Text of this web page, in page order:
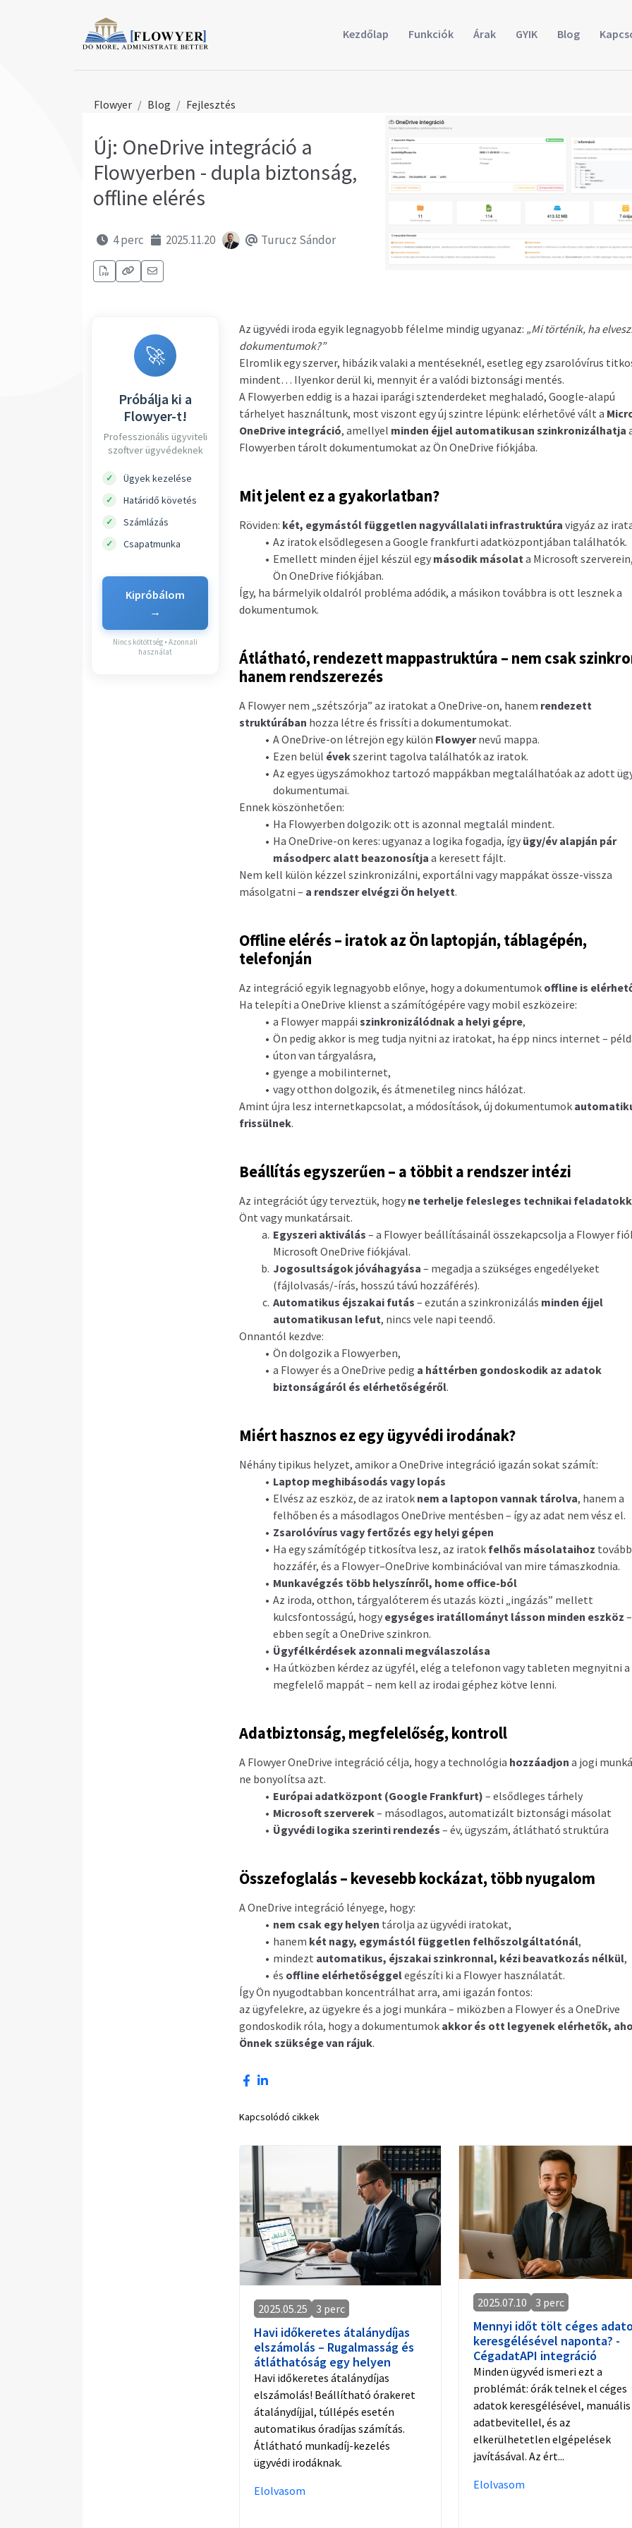
Kezdőlap Funkciók Árak GYIK Blog
Flowyer Blog Fejlesztés
Új: OneDrive integráció a
Flowyerben - dupla biztonság,
offline elérés
4 perc 2025.11.20 Turucz Sándor
🚀
Próbálja ki a
Flowyer-t!
Professzionális ügyviteli
szoftver ügyvédeknek
✓ Ügyek kezelése
✓ Határidő követés
✓ Számlázás
✓ Csapatmunka
Kipróbálom
→
Nincs kötöttség • Azonnali
használat
Az ügyvédi iroda egyik legnagyobb félelme mindig ugyanaz: „Mi történik, ha
dokumentumok?”
Elromlik egy szerver, hibázik valaki a mentéseknél, esetleg egy zsarolóvírus
mindent… Ilyenkor derül ki, mennyit ér a valódi biztonsági mentés.
A Flowyerben eddig is a hazai iparági sztenderdeket meghaladó, Google-alapú
tárhelyet használtunk, most viszont egy új szintre lépünk: elérhetővé vált a
OneDrive integráció, amellyel minden éjjel automatikusan szinkronizálhatja
Flowyerben tárolt dokumentumokat az Ön OneDrive fiókjába.
Mit jelent ez a gyakorlatban?
Röviden: két, egymástól független nagyvállalati infrastruktúra vigyáz az
Az iratok elsődlegesen a Google frankfurti adatközpontjában találhatók.
Emellett minden éjjel készül egy második másolat a Microsoft
Ön OneDrive fiókjában.
Így, ha bármelyik oldalról probléma adódik, a másikon továbbra is ott lesznek a
dokumentumok.
Átlátható, rendezett mappastruktúra – nem csak
hanem rendszerezés
A Flowyer nem „szétszórja” az iratokat a OneDrive-on, hanem rendezett
struktúrában hozza létre és frissíti a dokumentumokat.
A OneDrive-on létrejön egy külön Flowyernevű mappa.
Ezen belül évekszerint tagolva találhatók az iratok.
Az egyes ügyszámokhoz tartozó mappákban megtalálhatóak az adott
dokumentumai.
Ennek köszönhetően:
Ha Flowyerben dolgozik: ott is azonnal megtalál mindent.
Ha OneDrive-on keres: ugyanaz a logika fogadja, így ügy/év alapján pár
másodperc alatt beazonosítja a keresett fájlt.
Nem kell külön kézzel szinkronizálni, exportálni vagy mappákat össze-vissza
másolgatni – a rendszer elvégzi Ön helyett.
Offline elérés – iratok az Ön laptopján, táblagépén,
telefonján
Az integráció egyik legnagyobb előnye, hogy a dokumentumok offline is
Ha telepíti a OneDrive klienst a számítógépére vagy mobil eszközeire:
a Flowyer mappái szinkronizálódnak a helyi gépre,
Ön pedig akkor is meg tudja nyitni az iratokat, ha épp nincs internet –
úton van tárgyalásra,
gyenge a mobilinternet,
vagy otthon dolgozik, és átmenetileg nincs hálózat.
Amint újra lesz internetkapcsolat, a módosítások, új dokumentumok
frissülnek.
Beállítás egyszerűen – a többit a rendszer intézi
Az integrációt úgy terveztük, hogy ne terhelje felesleges technikai
Önt vagy munkatársait.
Egyszeri aktiválás – a Flowyer beállításainál összekapcsolja a Flowyer
Microsoft OneDrive fiókjával.
Jogosultságok jóváhagyása – megadja a szükséges engedélyeket
(fájlolvasás/-írás, hosszú távú hozzáférés).
Automatikus éjszakai futás – ezután a szinkronizálás minden éjjel
automatikusan lefut, nincs vele napi teendő.
Onnantól kezdve:
Ön dolgozik a Flowyerben,
a Flowyer és a OneDrive pedig a háttérben gondoskodik az adatok
biztonságáról és elérhetőségéről.
Miért hasznos ez egy ügyvédi irodának?
Néhány tipikus helyzet, amikor a OneDrive integráció igazán sokat számít:
Laptop meghibásodás vagy lopás
Elvész az eszköz, de az iratok nem a laptopon vannak tárolva, hanem a
felhőben és a másodlagos OneDrive mentésben – így az adat nem vész el.
Zsarolóvírus vagy fertőzés egy helyi gépen
Ha egy számítógép titkosítva lesz, az iratok felhős másolataihoz
hozzáfér, és a Flowyer–OneDrive kombinációval van mire támaszkodnia.
Munkavégzés több helyszínről, home office-ból
Az iroda, otthon, tárgyalóterem és utazás közti „ingázás” mellett
kulcsfontosságú, hogy egységes iratállományt lásson minden eszköz –
ebben segít a OneDrive szinkron.
Ügyfélkérdések azonnali megválaszolása
Ha útközben kérdez az ügyfél, elég a telefonon vagy tableten megnyitni a
megfelelő mappát – nem kell az irodai géphez kötve lenni.
Adatbiztonság, megfelelőség, kontroll
A Flowyer OneDrive integráció célja, hogy a technológia hozzáadjon a jogi
ne bonyolítsa azt.
Európai adatközpont (Google Frankfurt) – elsődleges tárhely
Microsoft szerverek– másodlagos, automatizált biztonsági másolat
Ügyvédi logika szerinti rendezés – év, ügyszám, átlátható struktúra
Összefoglalás – kevesebb kockázat, több nyugalom
A OneDrive integráció lényege, hogy:
nem csak egy helyen tárolja az ügyvédi iratokat,
hanem két nagy, egymástól független felhőszolgáltatónál,
mindezt automatikus, éjszakai szinkronnal, kézi beavatkozás nélkül,
és offline elérhetőséggelegészíti ki a Flowyer használatát.
Így Ön nyugodtabban koncentrálhat arra, ami igazán fontos:
az ügyfelekre, az ügyekre és a jogi munkára – miközben a Flowyer és a OneDrive
gondoskodik róla, hogy a dokumentumok akkor és ott legyenek elérhetők,
Önnek szüksége van rájuk.
Kapcsolódó cikkek
2025.05.25 3 perc
Havi időkeretes átalánydíjas
elszámolás – Rugalmasság és
átláthatóság egy helyen
Havi időkeretes átalánydíjas
elszámolás! Beállítható órakeret
átalánydíjjal, túllépés esetén
automatikus óradíjas számítás.
Átlátható munkadíj-kezelés
ügyvédi irodáknak.
Elolvasom
2025.07.10 3 perc
Mennyi időt tölt céges
keresgélésével naponta? -
CégadatAPI integráció
Minden ügyvéd ismeri ezt a
problémát: órák telnek el céges
adatok keresgélésével, manuális
adatbevitellel, és az
elkerülhetetlen elgépelések
javításával. Az ért...
Elolvasom